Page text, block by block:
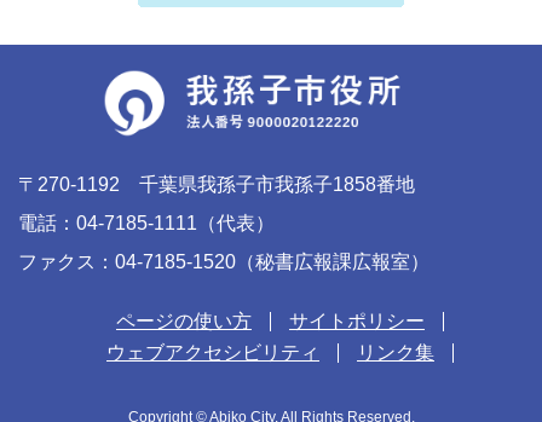
〒270-1192 千葉県我孫子市我孫子1858番地
電話：04-7185-1111（代表）
ファクス：04-7185-1520（秘書広報課広報室）
ページの使い方
サイトポリシー
ウェブアクセシビリティ
リンク集
Copyright © Abiko City. All Rights Reserved.